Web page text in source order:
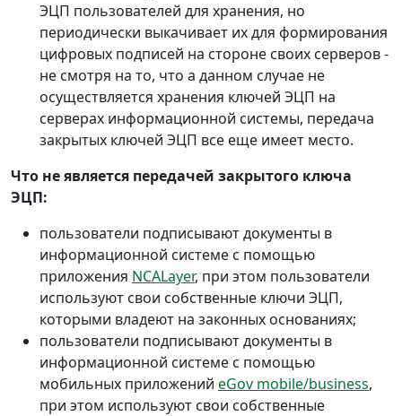
ЭЦП пользователей для хранения, но
периодически выкачивает их для формирования
цифровых подписей на стороне своих серверов -
не смотря на то, что а данном случае не
осуществляется хранения ключей ЭЦП на
серверах информационной системы, передача
закрытых ключей ЭЦП все еще имеет место.
Что не является передачей закрытого ключа
ЭЦП:
пользователи подписывают документы в
информационной системе с помощью
приложения NCALayer, при этом пользователи
используют свои собственные ключи ЭЦП,
которыми владеют на законных основаниях;
пользователи подписывают документы в
информационной системе с помощью
мобильных приложений eGov mobile/business,
при этом используют свои собственные